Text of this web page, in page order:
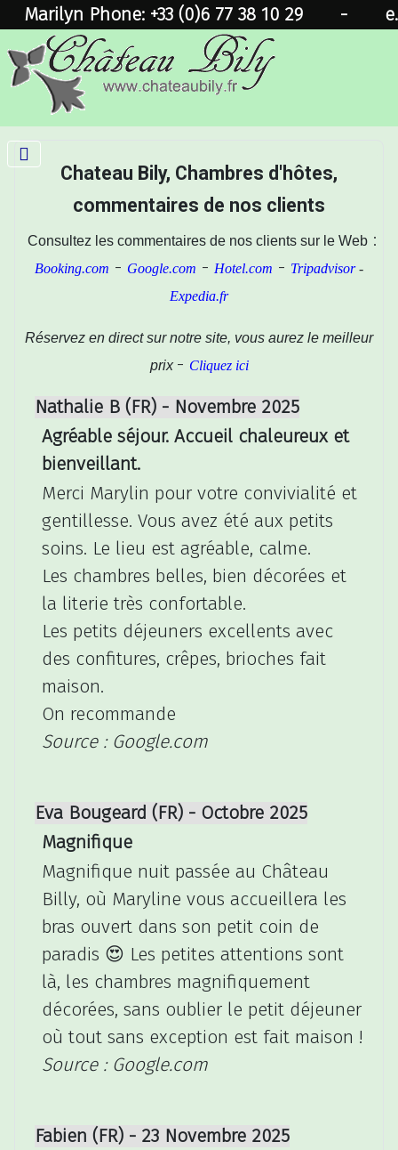
Marilyn Phone: +33 (0)6 77 38 10 29 -
Chateau Bily, Chambres d'hôtes,
commentaires de nos clients
Consultez les commentaires de nos clients sur le Web:
Booking.com - Google.com - Hotel.com - Tripadvisor-
Expedia.fr
Réservez en direct sur notre site, vous aurez le meilleur
prix - Cliquez ici
Nathalie B (FR) - Novembre 2025
Agréable séjour. Accueil chaleureux et
bienveillant.
Merci Marylin pour votre convivialité et
gentillesse. Vous avez été aux petits
soins. Le lieu est agréable, calme.
Les chambres belles, bien décorées et
la literie très confortable.
Les petits déjeuners excellents avec
des confitures, crêpes, brioches fait
maison.
On recommande
Source : Google.com
Eva Bougeard (FR) - Octobre 2025
Magnifique
Magnifique nuit passée au Château
Billy, où Maryline vous accueillera les
bras ouvert dans son petit coin de
paradis 😍 Les petites attentions sont
là, les chambres magnifiquement
décorées, sans oublier le petit déjeuner
où tout sans exception est fait maison !
Source : Google.com
Fabien (FR) - 23 Novembre 2025